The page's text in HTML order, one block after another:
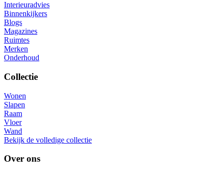
Interieuradvies
Binnenkijkers
Blogs
Magazines
Ruimtes
Merken
Onderhoud
Collectie
Wonen
Slapen
Raam
Vloer
Wand
Bekijk de volledige collectie
Over ons